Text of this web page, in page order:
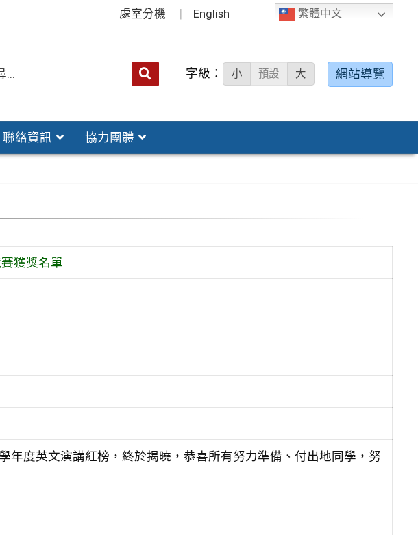
繁體中文
處室分機 English
字級： 小 預設 大 網站導覽
聯絡資訊 協力團體
獲獎名單
年度英文演講紅榜，終於揭曉，恭喜所有努力準備、付出地同學，努